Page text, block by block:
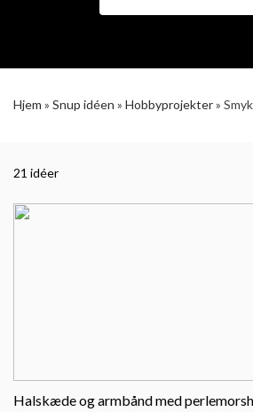
Hjem » Snup idéen » Hobbyprojekter»
21 idéer
Halskæde og armbånd med